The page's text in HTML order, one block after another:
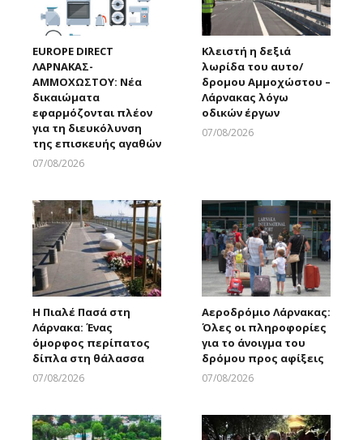
EUROPE DIRECT
ΛΑΡΝΑΚΑΣ-
ΑΜΜΟΧΩΣΤΟΥ: Νέα
δικαιώματα
εφαρμόζονται πλέον
για τη διευκόλυνση
της επισκευής αγαθών
07/08/2026
Κλειστή η δεξιά
λωρίδα του αυτο/
δρομου Αμμοχώστου –
Λάρνακας λόγω
οδικών έργων
07/08/2026
Η Πιαλέ Πασά στη
Λάρνακα: Ένας
όμορφος περίπατος
δίπλα στη θάλασσα
07/08/2026
Αεροδρόμιο Λάρνακας:
Όλες οι πληροφορίες
για το άνοιγμα του
δρόμου προς αφίξεις
07/08/2026